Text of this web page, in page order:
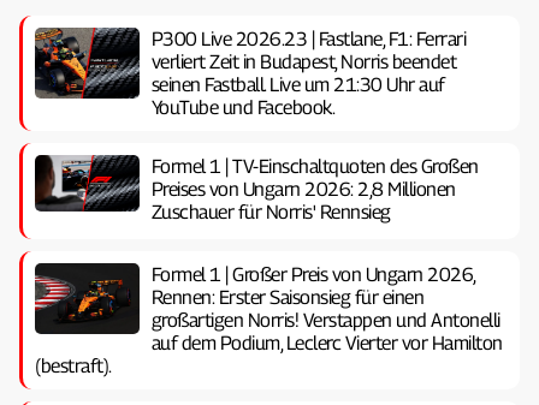
P300 Live 2026.23 | Fastlane, F1: Ferrari
verliert Zeit in Budapest, Norris beendet
seinen Fastball. Live um 21:30 Uhr auf
YouTube und Facebook.
Formel 1 | TV-Einschaltquoten des Großen
Preises von Ungarn 2026: 2,8 Millionen
Zuschauer für Norris' Rennsieg
Formel 1 | Großer Preis von Ungarn 2026,
Rennen: Erster Saisonsieg für einen
großartigen Norris! Verstappen und Antonelli
auf dem Podium, Leclerc Vierter vor Hamilton
(bestraft).